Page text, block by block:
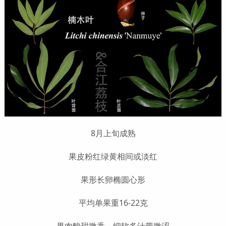
8月上旬成熟
果皮粉红绿黄相间或淡红
果形长卵椭圆心形
平均单果重16-22克